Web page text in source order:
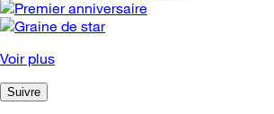
Voir plus
Suivre